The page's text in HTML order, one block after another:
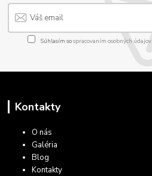
Súhlasím sospracovaním osobných údajov
Kontakty
O nás
Galéria
Blog
Kontakty